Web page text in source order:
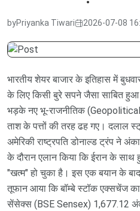
byPriyanka Tiwari 2026-07-08
भारतीय शेयर बाजार के इतिहास में
के लिए किसी बुरे सपने जैसा साबित
भड़के नए भू-राजनीतिक
ताश के पत्तों की तरह ढह गए। दलाल
अमेरिकी राष्ट्रपति डोनाल्ड ट्रंप ने
के दौरान एलान किया कि ईरान के
"खत्म" हो चुका है। इस एक बयान के बाद
तूफान आया कि बॉम्बे स्टॉक एक्सचेंज
सेंसेक्स (BSE Sensex) 1,677.12 अंक